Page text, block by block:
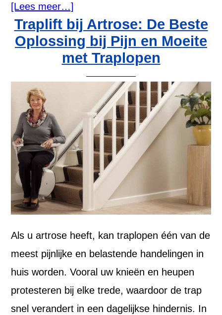
[Lees meer…]
Traplift bij Artrose: De Beste
Oplossing bij Pijn en Moeite
met Traplopen
Als u artrose heeft, kan traplopen één van de
meest pijnlijke en belastende handelingen in
huis worden. Vooral uw knieën en heupen
protesteren bij elke trede, waardoor de trap
snel verandert in een dagelijkse hindernis. In